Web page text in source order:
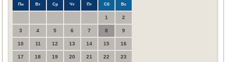
Пн Вт Ср Чт Пт Сб Вс
1 2
3 4 5 6 7 8 9
10 11 12 13 14 15 16
17 18 19 20 21 22 23